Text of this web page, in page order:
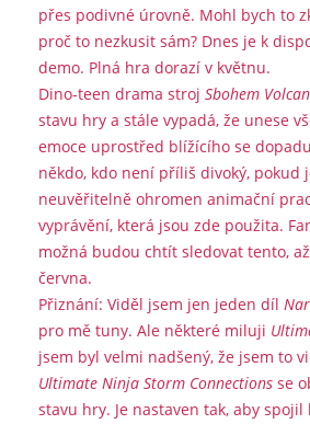
přes podivné úrovně. Mohl bych to
proč to nezkusit sám? Dnes je k
demo. Plná hra dorazí v květnu.
Dino-teen drama stroj Sbohem
stavu hry a stále vypadá, že unese
emoce uprostřed blížícího se
někdo, kdo není příliš divoký, pokud
neuvěřitelně ohromen animační
vyprávění, která jsou zde použita.
možná budou chtít sledovat tento,
června.
Přiznání: Viděl jsem jen jeden díl
pro mě tuny. Ale některé miluji
jsem byl velmi nadšený, že jsem to
Ultimate Ninja Storm Connections se
stavu hry. Je nastaven tak, aby spojil